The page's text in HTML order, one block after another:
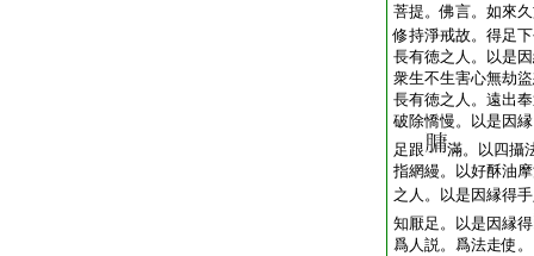
菩提。佛言。如來
修持淨戒故。得足
長有徳之人。以是
衆生不生害心無劫
長有徳之人。遠出
破除憍慢。以是因
足跟
滿。以四攝
指網縵。以好酥油
之人。以是因縁得
知厭足。以是因縁得
爲人説。爲法走使